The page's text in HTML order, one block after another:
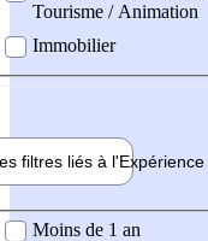
Tourisme / Animation
Immobilier
filtres liés à l'Expérience
demandée
Moins de 1 an